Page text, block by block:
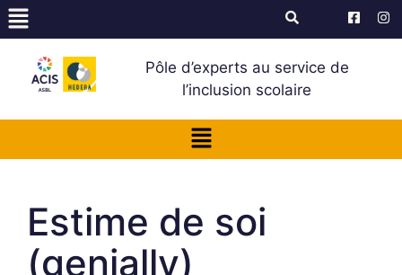
Pôle d’experts au service de
l’inclusion scolaire
Estime de soi
(genially)